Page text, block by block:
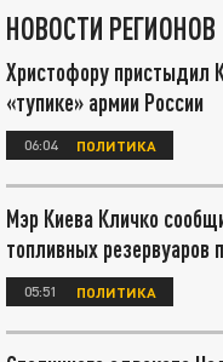
НОВОСТИ РЕГИОНОВ
Христофору пристыдил
«тупике» армии России
06:04 ПОЛИТИКА
Мэр Киева Кличко
топливных резервуаров
05:51 ПОЛИТИКА